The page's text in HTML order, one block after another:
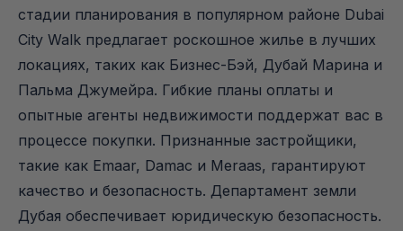
стадии планирования в популярном районе Dubai
City Walk предлагает роскошное жилье в лучших
локациях, таких как Бизнес-Бэй, Дубай Марина и
Пальма Джумейра. Гибкие планы оплаты и
опытные агенты недвижимости поддержат вас в
процессе покупки. Признанные застройщики,
такие как Emaar, Damac и Meraas, гарантируют
качество и безопасность. Департамент земли
Дубая обеспечивает юридическую безопасность.